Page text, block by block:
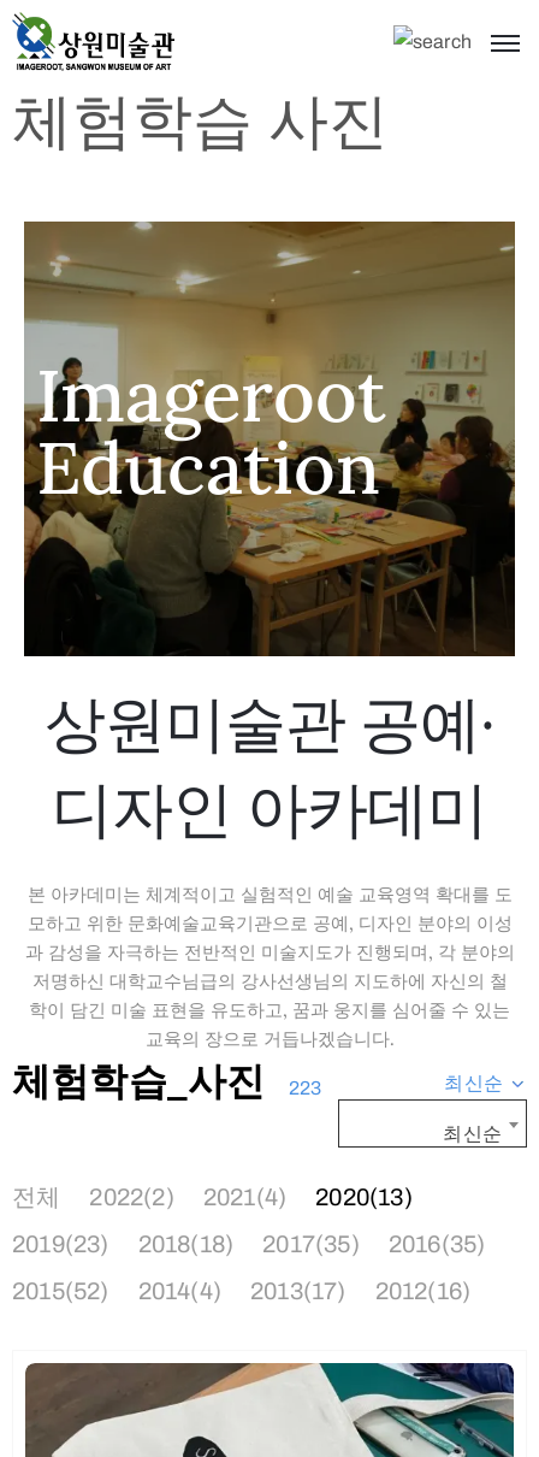
체험학습 사진
Imageroot
Education
상원미술관 공예·
디자인 아카데미
본 아카데미는 체계적이고 실험적인 예술 교육영역 확대를 도
모하고 위한 문화예술교육기관으로 공예, 디자인 분야의 이성
과 감성을 자극하는 전반적인 미술지도가 진행되며, 각 분야의
저명하신 대학교수님급의 강사선생님의 지도하에 자신의 철
학이 담긴 미술 표현을 유도하고, 꿈과 웅지를 심어줄 수 있는
교육의 장으로 거듭나겠습니다.
체험학습_사진 223 최신순
최신순
전체 2022(2) 2021(4)
2020(13)
2019(23)
2018(18) 2017(35)
2016(35)
2015(52)
2014(4) 2013(17) 2012(16)